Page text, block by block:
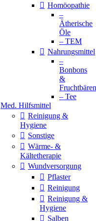
Homöopathie
–
Ätherische
Öle
– TEM
Nahrungsmittel
–
Bonbons
&
Fruchtbären
– Tee
Med. Hilfsmittel
Reinigung &
Hygiene
Sonstige
Wärme- &
Kältetherapie
Wundversorgung
Pflaster
Reinigung
Reinigung &
Hygiene
Salben